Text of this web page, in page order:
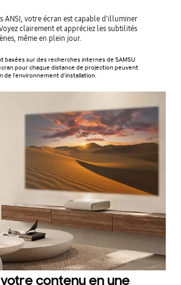
ANSI, votre écran est capable d'illuminer
clairement et appréciez les subtilités
même en plein jour.
basées sur des recherches internes de SAMSU
pour chaque distance de projection peuvent
de l'environnement d'installation.
contenu en une